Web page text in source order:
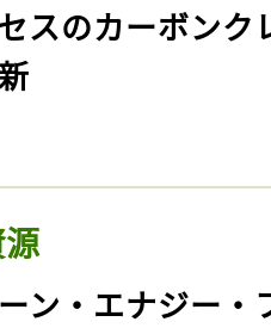
スのカーボンク
ン・エナジー・